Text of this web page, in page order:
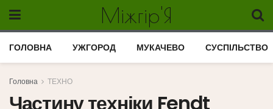
Міжгір'Я
ГОЛОВНА УЖГОРОД МУКАЧЕВО СУСПІЛЬСТВО
Головна ТЕХНО
Частину техніки Fendt